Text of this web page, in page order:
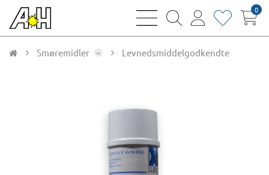
bars
magnifying
user
heart0
Smøremidler Levnedsmiddelgodkendte